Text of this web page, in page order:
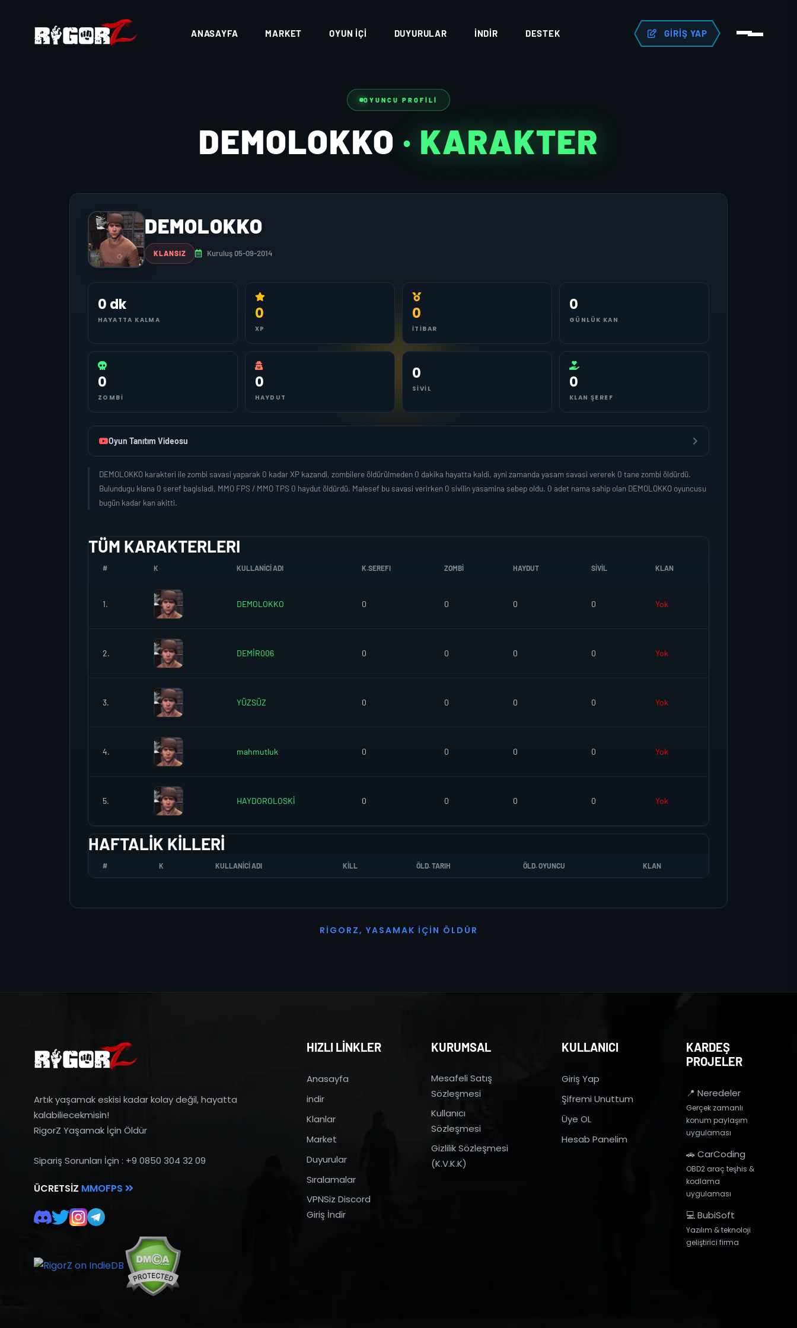
ANASAYFA MARKET OYUN İÇI DUYURULAR İNDIR DESTEK GIRIŞ YAP
OYUNCU PROFILI
DEMOLOKKO · KARAKTER
DEMOLOKKO
KLANSIZ Kuruluş 05-09-2014
0 dk
HAYATTA KALMA 0
XP
0
İTIBAR
0
GÜNLÜK KAN
0
ZOMBI
0
HAYDUT
0
SIVIL 0
KLAN ŞEREF
Oyun Tanıtım Videosu
DEMOLOKKO karakteri ile zombi savasi yaparak 0 kadar XP kazandi, zombilere öldürülmeden 0 dakika hayatta kaldi, ayni zamanda yasam savasi vererek 0 tane zombi öldürdü.
Bulundugu klana 0 seref bagisladi, MMO FPS / MMO TPS 0 haydut öldürdü. Malesef bu savasi verirken 0 sivilin yasamina sebep oldu. 0 adet nama sahip olan DEMOLOKKO oyuncusu
bugün kadar kan akitti.
TÜM KARAKTERLERI
# K KULLANICI ADI K.SEREFI ZOMBI HAYDUT SIVIL KLAN
1. DEMOLOKKO 0 0 0 0 Yok
2. DEMİR006 0 0 0 0 Yok
3. YÜZSÜZ 0 0 0 0 Yok
4. mahmutluk 0 0 0 0 Yok
5. HAYDOROLOSKİ 0 0 0 0 Yok
HAFTALIK KILLERI
# K KULLANICI ADI KILL ÖLD. TARIH ÖLD. OYUNCU KLAN
R I G O R Z, YASAMAK İ ÇI N Ö L D Ü R
Artık yaşamak eskisi kadar kolay değil, hayatta
kalabiliecekmisin!
RigorZ Yaşamak İçin Öldür
Sipariş Sorunları İçin : +9 0850 304 32 09
ÜCRETSIZ MMOFPS
HIZLI LİNKLER
Anasayfa
indir
Klanlar
Market
Duyurular
Sıralamalar
VPNSiz Discord
Giriş İndir
KURUMSAL
Mesafeli Satış
Sözleşmesi
Kullanıcı
Sözleşmesi
Gizlilik Sözleşmesi
(K.V.K.K)
KULLANICI
Giriş Yap
Şifremi Unuttum
Üye OL
Hesab Panelim
KARDEŞ
PROJELER
📍 Neredeler
Gerçek zamanlı
konum paylaşım
uygulaması
🚗 CarCoding
OBD2 araç teşhis &
kodlama
uygulaması
💻 BubiSoft
Yazılım & teknoloji
geliştirici firma